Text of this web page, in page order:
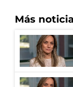
Más